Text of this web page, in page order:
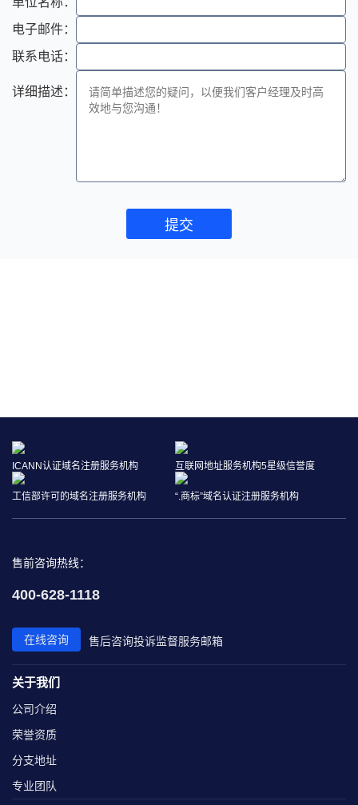
电子邮件：
联系电话：
详细描述：
提交
ICANN认证域名注册服务机构 互联网地址服务机构5星级信誉度
工信部许可的域名注册服务机构 “.商标”域名认证注册服务机构
售前咨询热线：
400-628-1118
在线咨询 售后咨询投诉监督服务邮箱
关于我们
公司介绍
荣誉资质
分支地址
专业团队